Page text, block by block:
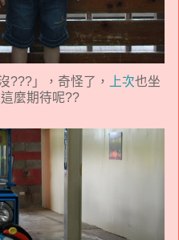
???」，奇怪了， 上次也坐
麼期待呢??